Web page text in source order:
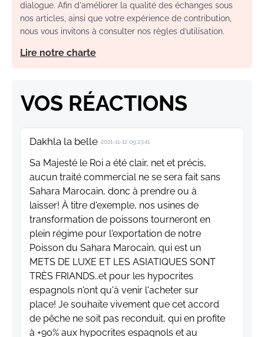
dialogue. Afin d'améliorer la qualité des échanges sous
nos articles, ainsi que votre expérience de contribution,
nous vous invitons à consulter nos règles d’utilisation.
Lire notre charte
VOS RÉACTIONS
Dakhla la belle 2021-11-12 09:23:41
Sa Majesté le Roi a été clair, net et précis,
aucun traité commercial ne se sera fait sans
Sahara Marocain, donc à prendre ou à
laisser! À titre d'exemple, nos usines de
transformation de poissons tourneront en
plein régime pour l'exportation de notre
Poisson du Sahara Marocain, qui est un
METS DE LUXE ET LES ASIATIQUES SONT
TRÈS FRIANDS..et pour les hypocrites
espagnols n'ont qu'à venir l'acheter sur
place! Je souhaite vivement que cet accord
de pêche ne soit pas reconduit, qui en profite
à +90% aux hypocrites espagnols et au